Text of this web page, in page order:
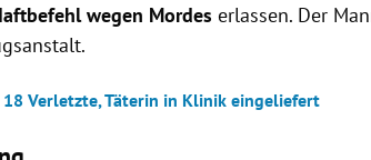
wegen Mordeserlassen. Der
Verletzte, Täterin in Klinik eingeliefert